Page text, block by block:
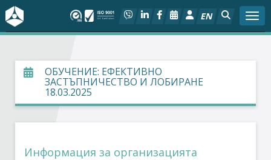
EN
На фокус
Социален диалог
ОБУЧЕНИЕ: ЕФЕКТИВНО
ЗАСТЪПНИЧЕСТВО И ЛОБИРАНЕ
18.03.2025
Информация за организацията